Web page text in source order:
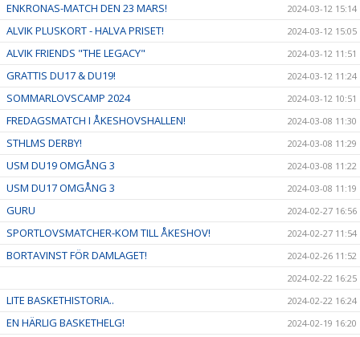
ENKRONAS-MATCH DEN 23 MARS! 2024-03-12 15:14
ALVIK PLUSKORT - HALVA PRISET! 2024-03-12 15:05
ALVIK FRIENDS "THE LEGACY" 2024-03-12 11:51
GRATTIS DU17 & DU19! 2024-03-12 11:24
SOMMARLOVSCAMP 2024 2024-03-12 10:51
FREDAGSMATCH I ÅKESHOVSHALLEN! 2024-03-08 11:30
STHLMS DERBY! 2024-03-08 11:29
USM DU19 OMGÅNG 3 2024-03-08 11:22
USM DU17 OMGÅNG 3 2024-03-08 11:19
GURU 2024-02-27 16:56
SPORTLOVSMATCHER-KOM TILL ÅKESHOV! 2024-02-27 11:54
BORTAVINST FÖR DAMLAGET!
2024-02-26 11:52
2024-02-22 16:25
LITE BASKETHISTORIA.. 2024-02-22 16:24
EN HÄRLIG BASKETHELG! 2024-02-19 16:20